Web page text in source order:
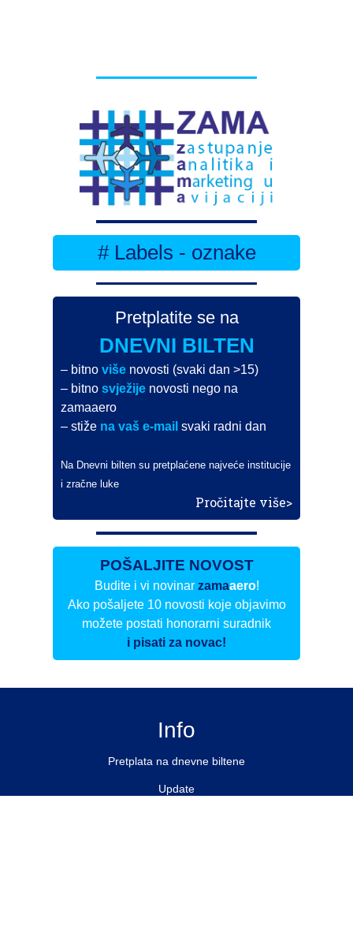
# Labels - oznake
Pretplatite se na
DNEVNI BILTEN
– bitnoviše novosti (svaki dan >15)
– bitnosvježije novosti nego na
zamaaero
– stiže na vaš e-mail svaki radni dan
Na Dnevni bilten su pretplaćene najveće institucije
i zračne luke
Pročitajte više>
POŠALJITE NOVOST
Budite i vi novinar zamaaero!
Ako pošaljete 10 novosti koje objavimo
možete postati honorarni suradnik
i pisati za novac!
Info
Pretplata na dnevne biltene
Update